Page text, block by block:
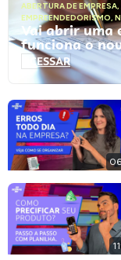
ABERTURA DE EMPRESA,
EMPREENDEDORISMO,
Vai abrir uma
funciona o
ACESSAR